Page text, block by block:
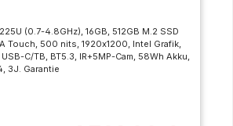
(0.7-4.8GHz), 16GB, 512GB M.2 SSD
Touch, 500 nits, 1920x1200, Intel Grafik,
C/TB, BT5.3, IR+5MP-Cam, 58Wh Akku,
3J. Garantie